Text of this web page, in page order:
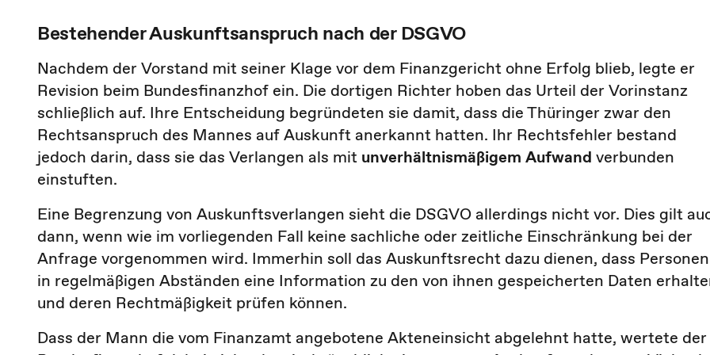
Bestehender Auskunftsanspruch nach der DSGVO
Nachdem der Vorstand mit seiner Klage vor dem Finanzgericht ohne Erfolg blieb, legte er
Revision beim Bundesfinanzhof ein. Die dortigen Richter hoben das Urteil der Vorinstanz
schließlich auf. Ihre Entscheidung begründeten sie damit, dass die Thüringer zwar den
Rechtsanspruch des Mannes auf Auskunft anerkannt hatten. Ihr Rechtsfehler bestand
jedoch darin, dass sie das Verlangen als mit unverhältnismäßigem Aufwand verbunden
einstuften.
Eine Begrenzung von Auskunftsverlangen sieht die DSGVO allerdings nicht vor. Dies gilt
dann, wenn wie im vorliegenden Fall keine sachliche oder zeitliche Einschränkung bei der
Anfrage vorgenommen wird. Immerhin soll das Auskunftsrecht dazu dienen, dass Personen
in regelmäßigen Abständen eine Information zu den von ihnen gespeicherten Daten
und deren Rechtmäßigkeit prüfen können.
Dass der Mann die vom Finanzamt angebotene Akteneinsicht abgelehnt hatte, wertete der